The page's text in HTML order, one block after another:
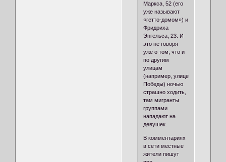
Маркса, 52 (его
уже называют
«гетто-домом») и
Фридриха
Энгельса, 23. И
это не говоря
уже о том, что и
по другим
улицам
(например, улице
Победы) ночью
страшно ходить,
там мигранты
группами
нападают на
девушек.
В комментариях
в сети местные
жители пишут